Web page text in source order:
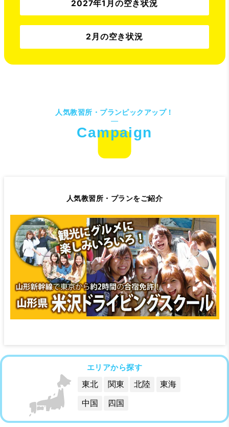
2027年1月の空き状況
2月の空き状況
人気教習所・プランピックアップ！
人気教習所・プランをご紹介
エリアから探す
東北 関東 北陸
東海
中国
四国